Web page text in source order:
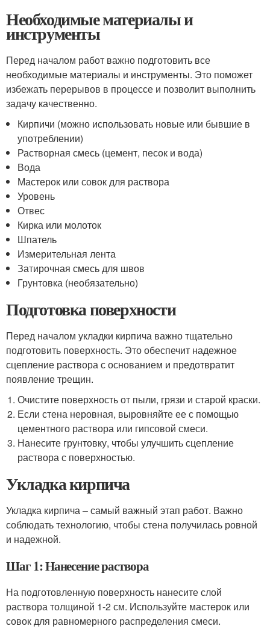
Необходимые материалы и
инструменты
Перед началом работ важно подготовить все
необходимые материалы и инструменты. Это поможет
избежать перерывов в процессе и позволит выполнить
задачу качественно.
Кирпичи (можно использовать новые или бывшие в
употреблении)
Растворная смесь (цемент, песок и вода)
Вода
Мастерок или совок для раствора
Уровень
Отвес
Кирка или молоток
Шпатель
Измерительная лента
Затирочная смесь для швов
Грунтовка (необязательно)
Подготовка поверхности
Перед началом укладки кирпича важно тщательно
подготовить поверхность. Это обеспечит надежное
сцепление раствора с основанием и предотвратит
появление трещин.
Очистите поверхность от пыли, грязи и старой краски.
Если стена неровная, выровняйте ее с помощью
цементного раствора или гипсовой смеси.
Нанесите грунтовку, чтобы улучшить сцепление
раствора с поверхностью.
Укладка кирпича
Укладка кирпича – самый важный этап работ. Важно
соблюдать технологию, чтобы стена получилась ровной
и надежной.
Шаг 1: Нанесение раствора
На подготовленную поверхность нанесите слой
раствора толщиной 1-2 см. Используйте мастерок или
совок для равномерного распределения смеси.